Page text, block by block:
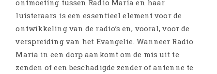
ontmoeting tussen Radio Maria en haar
luisteraars is een essentieel element voor de
ontwikkeling van de radio’s en, vooral, voor de
verspreiding van het Evangelie. Wanneer Radio
Maria in een dorp aankomt om de mis uit te
zenden of een beschadigde zender of antenne te